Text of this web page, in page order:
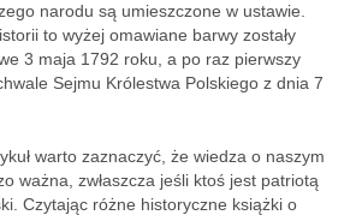
narodu są umieszczone w ustawie.
to wyżej omawiane barwy zostały
3 maja 1792 roku, a po raz pierwszy
Sejmu Królestwa Polskiego z dnia 7
warto zaznaczyć, że wiedza o naszym
ważna, zwłaszcza jeśli ktoś jest patriotą
Czytając różne historyczne książki o